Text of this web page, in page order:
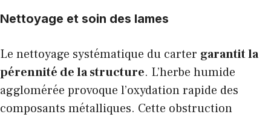
Nettoyage et soin des lames
Le nettoyage systématique du carter garantit la
pérennité de la structure. L’herbe humide
agglomérée provoque l’oxydation rapide des
composants métalliques. Cette obstruction